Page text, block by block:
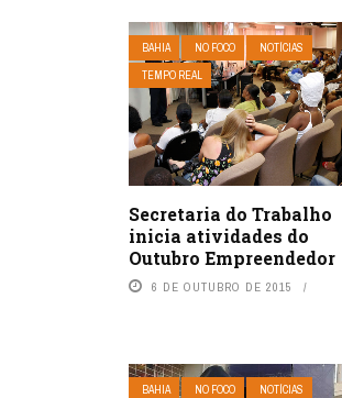
BAHIA NO FOCO
NOTÍCIAS
TEMPO REAL
Secretaria do Trabalho
inicia atividades do
Outubro Empreendedor
6 DE OUTUBRO DE 2015
BAHIA NO FOCO
NOTÍCIAS